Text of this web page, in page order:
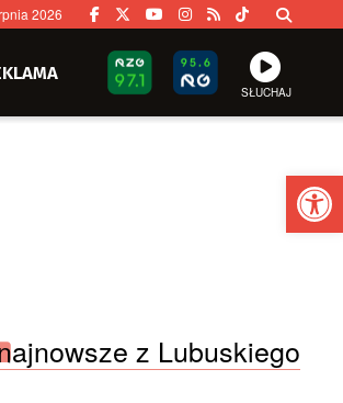
2026
SŁUCHAJ
z Lubuskiego